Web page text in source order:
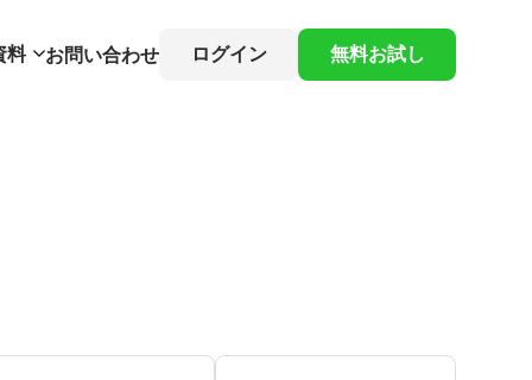
料 お問い合わせ ログイン 無料お試し